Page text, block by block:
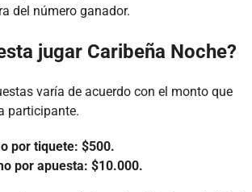
del número ganador.
jugar Caribeña Noche?
varía de acuerdo con el monto que
participante.
por tiquete: $500.
por apuesta: $10.000.